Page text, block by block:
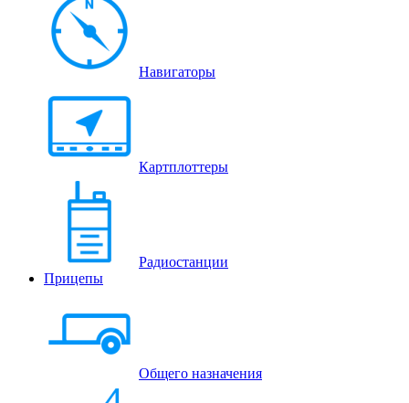
Навигаторы
Картплоттеры
Радиостанции
Прицепы
Общего назначения